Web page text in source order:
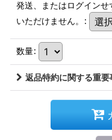
発送、またはログイン
いただけません。 :
数量:
返品特約に関する重要